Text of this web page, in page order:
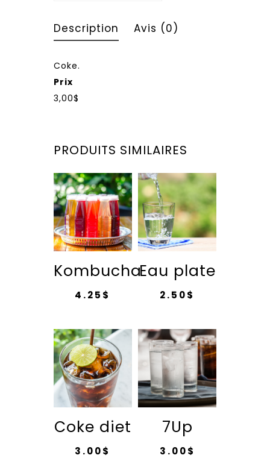
Description Avis (0)
Coke.
Prix
3,00$
PRODUITS SIMILAIRES
Kombucha
4.25 $
Eau plate
2.50$
Coke diet
3.00$
7Up
3.00$